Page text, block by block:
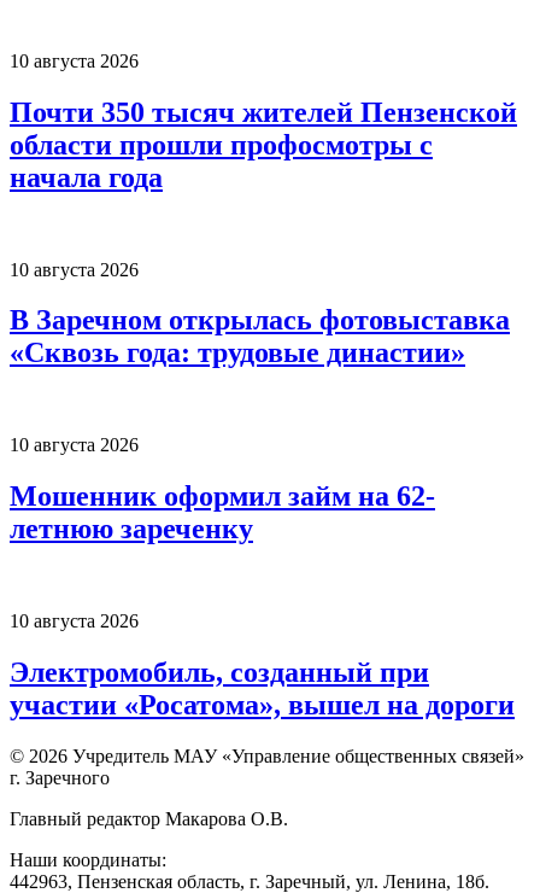
10 августа 2026
Почти 350 тысяч жителей Пензенской
области прошли профосмотры с
начала года
10 августа 2026
В Заречном открылась фотовыставка
«Сквозь года: трудовые династии»
10 августа 2026
Мошенник оформил займ на 62-
летнюю зареченку
10 августа 2026
Электромобиль, созданный при
участии «Росатома», вышел на дороги
© 2026 Учредитель МАУ «Управление общественных связей»
г. Заречного
Главный редактор Макарова О.В.
Наши координаты:
442963, Пензенская область, г. Заречный, ул. Ленина, 18б.